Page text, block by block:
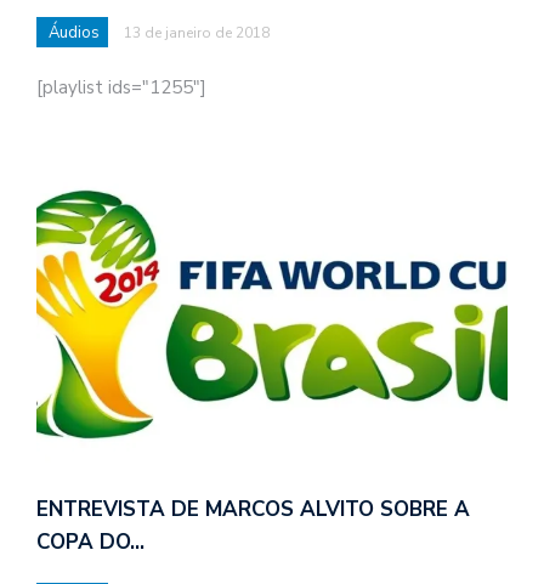
Áudios 13 de janeiro de 2018
[playlist ids="1255"]
ENTREVISTA DE MARCOS ALVITO SOBRE A
COPA DO…